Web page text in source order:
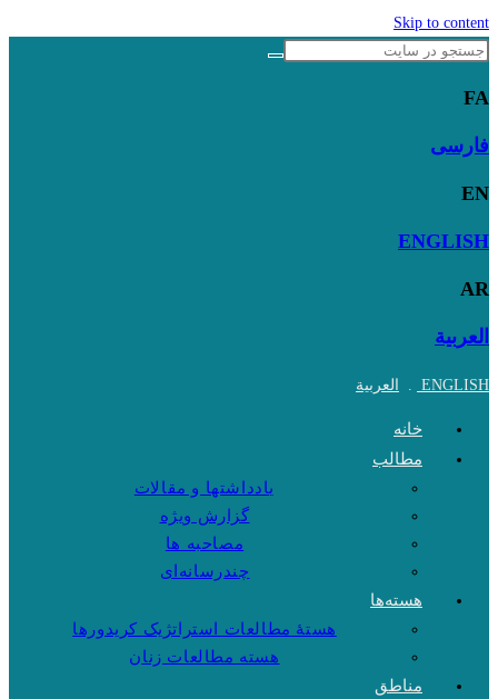
Skip to content
FA
فارسی
EN
ENGLISH
AR
العربية
ENGLISH
. العربية
خانه
مطالب
یادداشتها و مقالات
گزارش ویژه
مصاحبه ها
چندرسانه‌ای
هسته‌ها
هستهٔ مطالعات استراتژیک کریدورها
هسته مطالعات زنان
مناطق